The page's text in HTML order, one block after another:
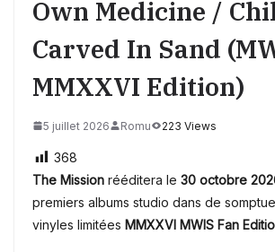
Own Medicine /
Carved In Sand
MMXXVI Edition)
5 juillet 2026 Romu 223 Views
368
The Mission rééditera le 30 octobre
premiers albums studio dans de
vinyles limitées MMXXVI MWIS Fan